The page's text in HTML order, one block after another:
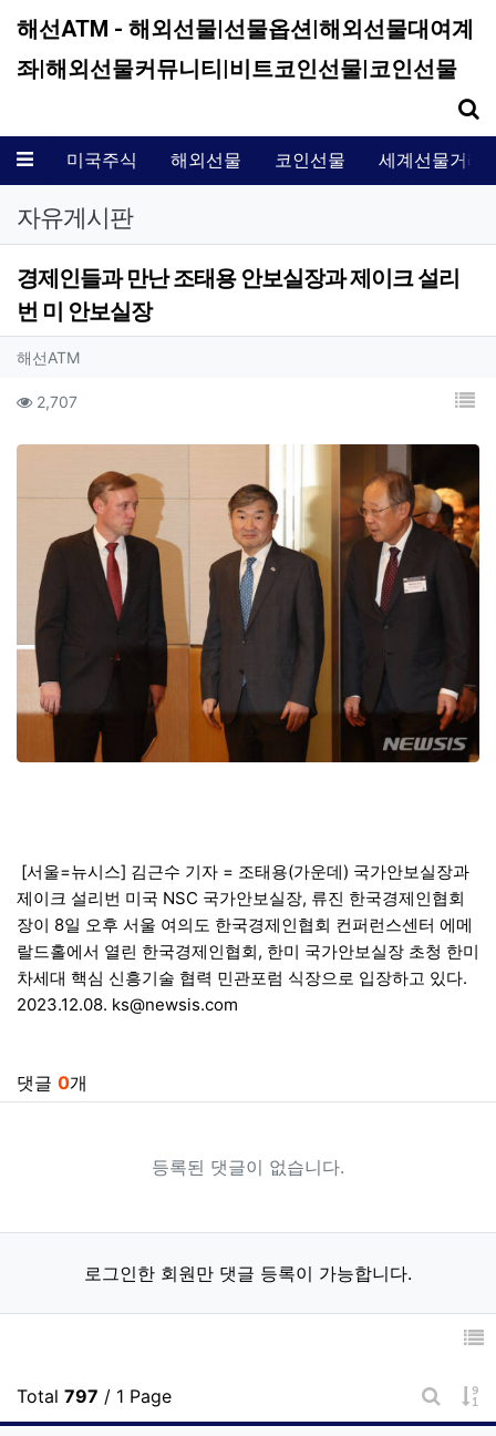
해선ATM - 해외선물|선물옵션|해외선물대여계
좌|해외선물커뮤니티|비트코인선물|코인선물
메뉴 미국주식 해외선물 코인선물 세계선물거래
자유게시판
경제인들과 만난 조태용 안보실장과 제이크 설리
번 미 안보실장
작성자 정보
해선ATM작성
컨텐츠 정보
2,707조회 목
[서울=뉴시스] 김근수 기자 = 조태용(가운데) 국가안보실장과
제이크 설리번 미국 NSC 국가안보실장, 류진 한국경제인협회
장이 8일 오후 서울 여의도 한국경제인협회 컨퍼런스센터 에메
랄드홀에서 열린 한국경제인협회, 한미 국가안보실장 초청 한미
차세대 핵심 신흥기술 협력 민관포럼 식장으로 입장하고 있다.
2023.12.08. ks@newsis.com
댓글 0개
등록된 댓글이 없습니다.
로그인한 회원만 댓글 등록이 가능합니다.
Total 797 / 1 Page
게시판